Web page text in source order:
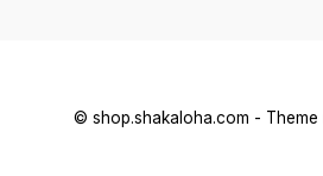
© shop.shakaloha.com - Theme